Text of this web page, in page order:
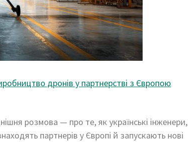
дронів у партнерстві з Європою
розмова — про те, як українські інженери,
партнерів у Європі й запускають нові